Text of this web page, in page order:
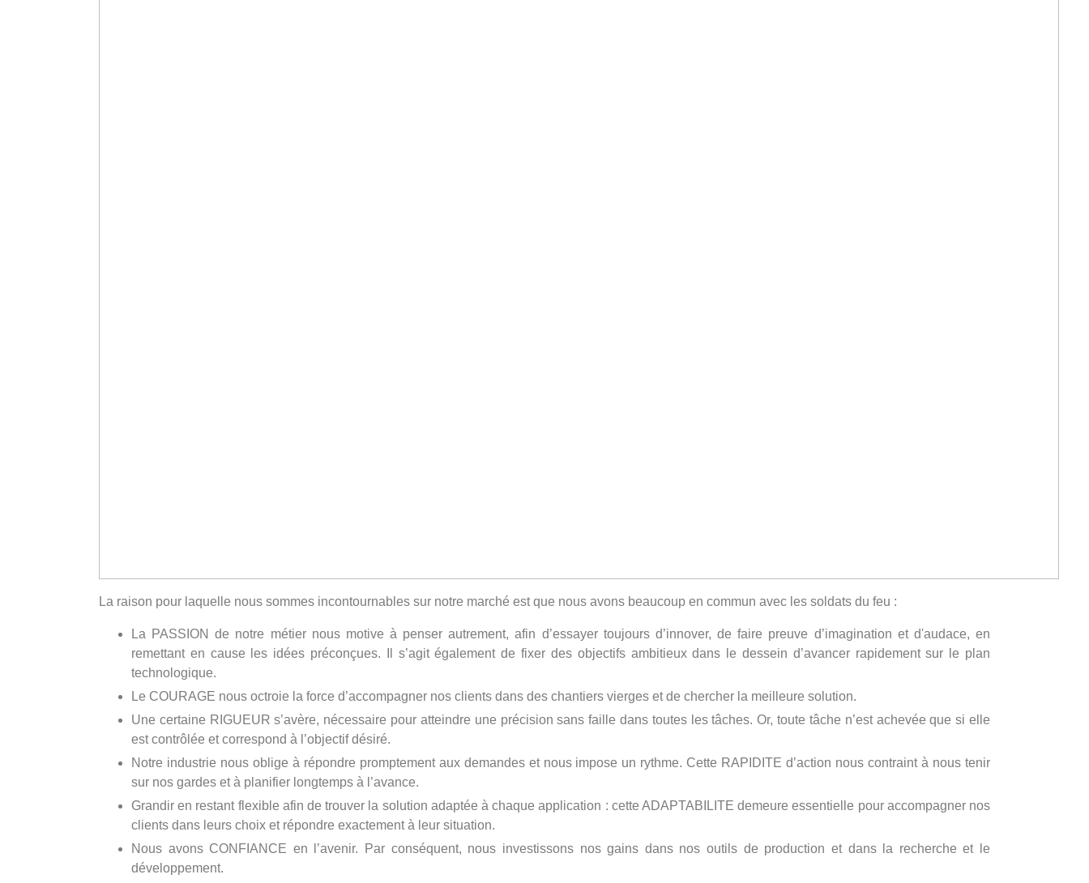
La raison pour laquelle nous sommes incontournables sur notre marché est que nous avons beaucoup en commun avec les soldats du feu :
La PASSION de notre métier nous motive à penser autrement, afin d’essayer toujours d’innover, de faire preuve d’imagination et d'audace, en
remettant en cause les idées préconçues. Il s’agit également de fixer des objectifs ambitieux dans le dessein d’avancer rapidement sur le plan
technologique.
Le COURAGE nous octroie la force d’accompagner nos clients dans des chantiers vierges et de chercher la meilleure solution.
Une certaine RIGUEUR s’avère, nécessaire pour atteindre une précision sans faille dans toutes les tâches. Or, toute tâche n’est achevée que si elle
est contrôlée et correspond à l’objectif désiré.
Notre industrie nous oblige à répondre promptement aux demandes et nous impose un rythme. Cette RAPIDITE d’action nous contraint à nous tenir
sur nos gardes et à planifier longtemps à l’avance.
Grandir en restant flexible afin de trouver la solution adaptée à chaque application : cette ADAPTABILITE demeure essentielle pour accompagner nos
clients dans leurs choix et répondre exactement à leur situation.
Nous avons CONFIANCE en l’avenir. Par conséquent, nous investissons nos gains dans nos outils de production et dans la recherche et le
développement.